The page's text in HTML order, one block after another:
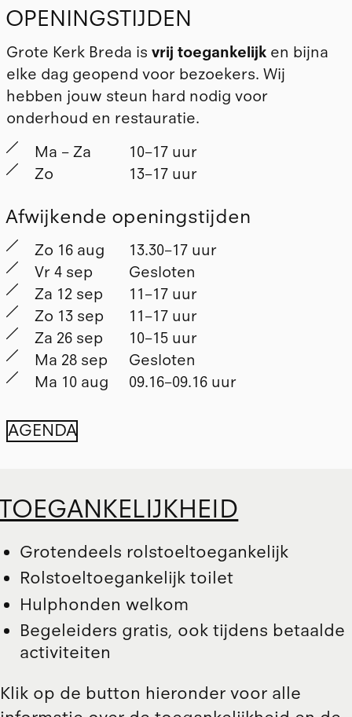
OPENINGSTIJDEN
Grote Kerk Breda isvrij toegankelijk en bijna
elke dag geopend voor bezoekers. Wij
hebben jouw steun hard nodig voor
onderhoud en restauratie.
Ma – Za
10–17 uur
Zo
13–17 uur
Afwijkende openingstijden
Zo 16 aug
13.30–17 uur
Vr 4 sep
Gesloten
Za 12 sep
11–17 uur
Zo 13 sep
11–17 uur
Za 26 sep
10–15 uur
Ma 28 sep
Gesloten
Ma 10 aug
09.16–09.16 uur
AGENDA
Grotendeels rolstoeltoegankelijk
Rolstoeltoegankelijk toilet
Hulphonden welkom
Begeleiders gratis, ook tijdens betaalde
activiteiten
Klik op de button hieronder voor alle